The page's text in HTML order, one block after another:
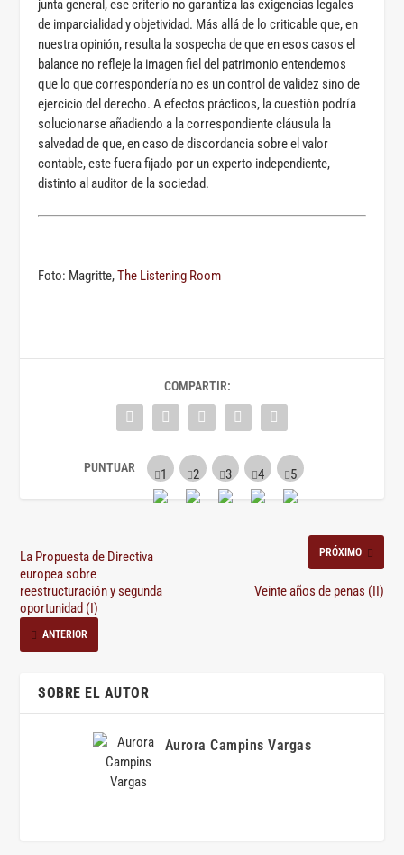
junta general, ese criterio no garantiza las exigencias legales
de imparcialidad y objetividad. Más allá de lo criticable que, en
nuestra opinión, resulta la sospecha de que en esos casos el
balance no refleje la imagen fiel del patrimonio entendemos
que lo que correspondería no es un control de validez sino de
ejercicio del derecho. A efectos prácticos, la cuestión podría
solucionarse añadiendo a la correspondiente cláusula la
salvedad de que, en caso de discordancia sobre el valor
contable, este fuera fijado por un experto independiente,
distinto al auditor de la sociedad.
Foto: Magritte,The Listening Room
COMPARTIR:
La Propuesta de Directiva
europea sobre
reestructuración y segunda
oportunidad (I)
ANTERIOR
PRÓXIMO
Veinte años de penas (II)
SOBRE EL AUTOR
Aurora Campins Vargas